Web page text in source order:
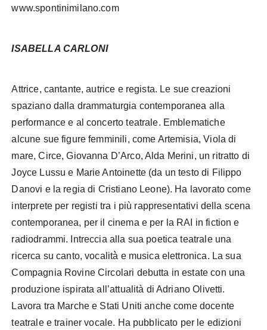
www.spontinimilano.com
ISABELLA CARLONI
Attrice, cantante, autrice e regista. Le sue creazioni
spaziano dalla drammaturgia contemporanea alla
performance e al concerto teatrale. Emblematiche
alcune sue figure femminili, come Artemisia, Viola di
mare, Circe, Giovanna D’Arco, Alda Merini, un ritratto di
Joyce Lussu e Marie Antoinette (da un testo di Filippo
Danovi e la regia di Cristiano Leone). Ha lavorato come
interprete per registi tra i più rappresentativi della scena
contemporanea, per il cinema e per la RAI in fiction e
radiodrammi. Intreccia alla sua poetica teatrale una
ricerca su canto, vocalità̀ e musica elettronica. La sua
Compagnia Rovine Circolari debutta in estate con una
produzione ispirata all’attualità di Adriano Olivetti.
Lavora tra Marche e Stati Uniti anche come docente
teatrale e trainer vocale. Ha pubblicato per le edizioni